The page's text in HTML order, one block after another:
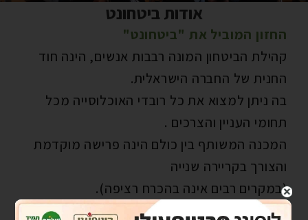
בוקר שיווקי (עצמי ועסקי)
חינם, ללא עלות.
אודות ביטחונט
החזון המוביל את "ביטחונט"
קהילת הביטחון המונה רבבות אנשים, הינה חוד
החנית של החברה הישראלית.
בה ניתן למצוא את כל רובדי האוכלוסייה מכל
תחומי העניין והצרכים .
המכנה המשותף בין כולם הינה פרישה מוקדמת
והצורך בקריירה שנייה
(במקרים רבים אינה בהכרח רציפה).
אי הרציפות יכולה לנבוע מבחירה אישית או